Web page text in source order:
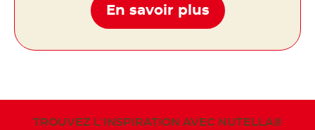
En savoir plus
TROUVEZ L'INSPIRATION AVEC NUTELLA®